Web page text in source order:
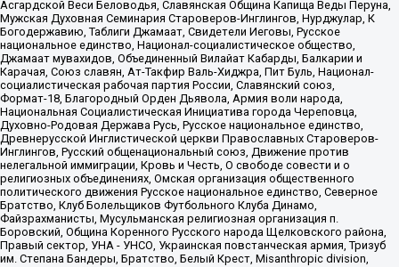
Асгардской Веси Беловодья, Славянская Община Капища Веды Перуна,
Мужская Духовная Семинария Староверов-Инглингов, Нурджулар, К
Богодержавию, Таблиги Джамаат, Свидетели Иеговы, Русское
национальное единство, Национал-социалистическое общество,
Джамаат мувахидов, Объединенный Вилайат Кабарды, Балкарии и
Карачая, Союз славян, Ат-Такфир Валь-Хиджра, Пит Буль, Национал-
социалистическая рабочая партия России, Славянский союз,
Формат-18, Благородный Орден Дьявола, Армия воли народа,
Национальная Социалистическая Инициатива города Череповца,
Духовно-Родовая Держава Русь, Русское национальное единство,
Древнерусской Инглистической церкви Православных Староверов-
Инглингов, Русский общенациональный союз, Движение против
нелегальной иммиграции, Кровь и Честь, О свободе совести и о
религиозных объединениях, Омская организация общественного
политического движения Русское национальное единство, Северное
Братство, Клуб Болельщиков Футбольного Клуба Динамо,
Файзрахманисты, Мусульманская религиозная организация п.
Боровский, Община Коренного Русского народа Щелковского района,
Правый сектор, УНА - УНСО, Украинская повстанческая армия, Тризуб
им. Степана Бандеры, Братство, Белый Крест, Misanthropic division,